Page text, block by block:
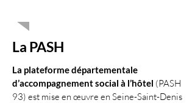
La PASH
La plateforme départementale
d’accompagnement social à l’hôtel (PASH
93) est mise en œuvre en Seine-Saint-Denis